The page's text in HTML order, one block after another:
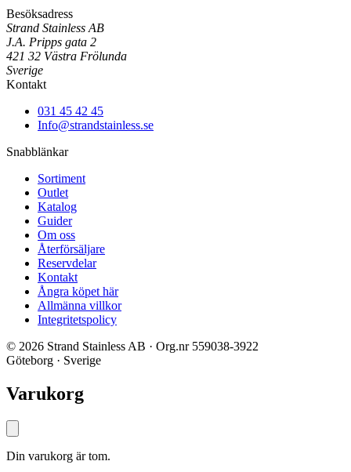
Besöksadress
Strand Stainless AB
J.A. Pripps gata 2
421 32 Västra Frölunda
Sverige
Kontakt
031 45 42 45
Info@strandstainless.se
Snabblänkar
Sortiment
Outlet
Katalog
Guider
Om oss
Återförsäljare
Reservdelar
Kontakt
Ångra köpet här
Allmänna villkor
Integritetspolicy
© 2026 Strand Stainless AB · Org.nr 559038-3922
Göteborg · Sverige
Varukorg
Din varukorg är tom.